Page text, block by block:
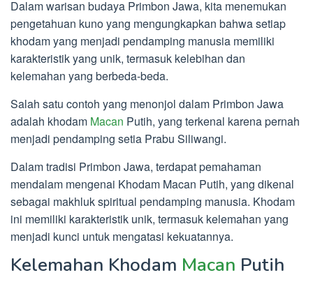
Dalam warisan budaya Primbon Jawa, kita menemukan
pengetahuan kuno yang mengungkapkan bahwa setiap
khodam yang menjadi pendamping manusia memiliki
karakteristik yang unik, termasuk kelebihan dan
kelemahan yang berbeda-beda.
Salah satu contoh yang menonjol dalam Primbon Jawa
adalah khodam Macan Putih, yang terkenal karena pernah
menjadi pendamping setia Prabu Siliwangi.
Dalam tradisi Primbon Jawa, terdapat pemahaman
mendalam mengenai Khodam Macan Putih, yang dikenal
sebagai makhluk spiritual pendamping manusia. Khodam
ini memiliki karakteristik unik, termasuk kelemahan yang
menjadi kunci untuk mengatasi kekuatannya.
Kelemahan Khodam Macan Putih